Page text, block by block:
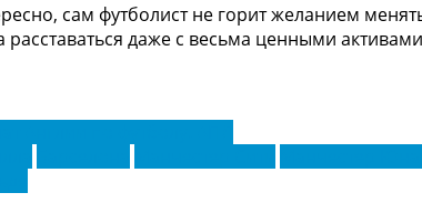
сам футболист не горит желанием
даже с весьма ценными